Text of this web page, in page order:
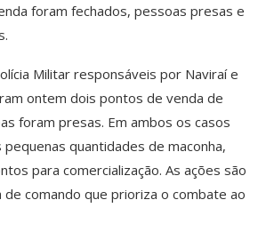
foram fechados, pessoas presas e
Militar responsáveis por Naviraí e
ontem dois pontos de venda de
foram presas. Em ambos os casos
quantidades de maconha,
para comercialização. As ações são
comando que prioriza o combate ao